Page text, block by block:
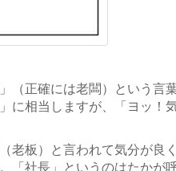
正確には老闆）という言
に相当しますが、「ヨッ！
老板）と言われて気分が良
「社長」というのはたかが